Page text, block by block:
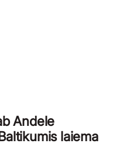
Andele
laiema